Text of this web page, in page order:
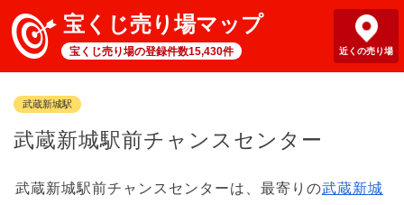
宝くじ売り場マップ
宝くじ売り場の登録件数15,430件 近くの売り場
武蔵新城駅
武蔵新城駅前チャンスセンター
武蔵新城駅前チャンスセンターは、最寄りの武蔵新城